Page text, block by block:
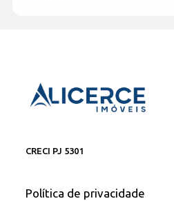
CRECI PJ 5301
Política de privacidade